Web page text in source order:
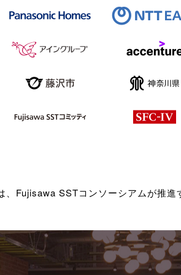
Fujisawa SSTコンソーシアムが推進